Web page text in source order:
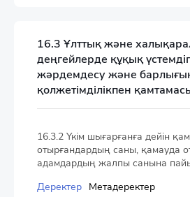
16.3 Ұлттық және
деңгейлерде құқық
жәрдемдесу және барлығын
қолжетімділікпен
16.3.2 Үкім шығарғанға дейін
отырғандардың саны, қамауда
адамдардың жалпы санына
Деректер Метадеректер